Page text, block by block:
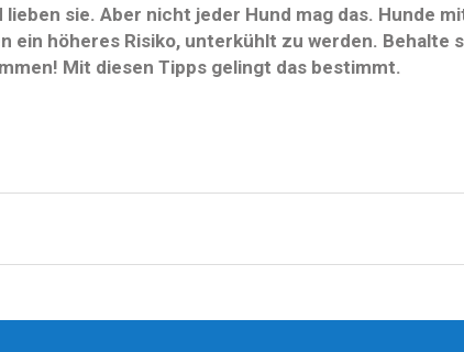
sie. Aber nicht jeder Hund mag das. Hunde
ein höheres Risiko, unterkühlt zu werden. Behalte
Mit diesen Tipps gelingt das bestimmt.